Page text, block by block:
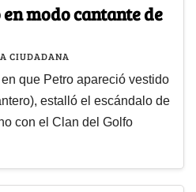
modo cantante de
CIUDADANA
que Petro apareció vestido
estalló el escándalo de
con el Clan del Golfo